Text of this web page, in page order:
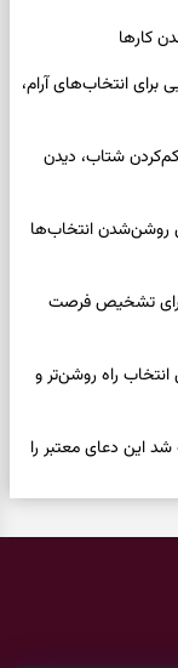
۱۸ مرداد ۱۴۰۵ | پیام‌هایی برای انتخاب‌های آرام،
مرداد ۱۴۰۵ | روزی برای کم‌کردن شتاب، دیدن
۱۴۰۵ | نیت‌هایی برای روشن‌شدن انتخاب‌ها
۱۴۰۵ | کارت‌هایی برای تشخیص فرصت
مرداد ۱۴۰۵ | روزی برای انتخاب راه روشن‌تر و
این دعای معتبر را